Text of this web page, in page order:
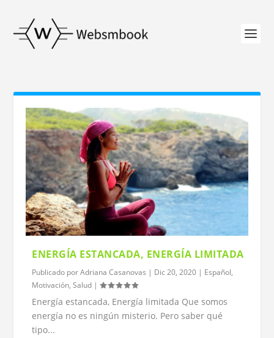
ENERGÍA ESTANCADA, ENERGÍA LIMITADA
Publicado porAdriana Casanovas | Dic 20, 2020 | Español,
Motivación,Salud |
Energía estancada, Energía limitada Que somos
energía no es ningún misterio. Pero saber qué
tipo...